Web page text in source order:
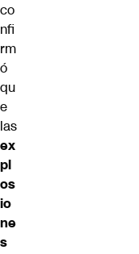
co
nfi
rm
ó
qu
e
las
ex
pl
os
io
ne
s